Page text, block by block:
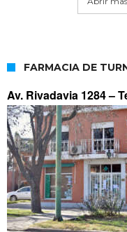
FARMACIA DE
Av. Rivadavia 1284 –